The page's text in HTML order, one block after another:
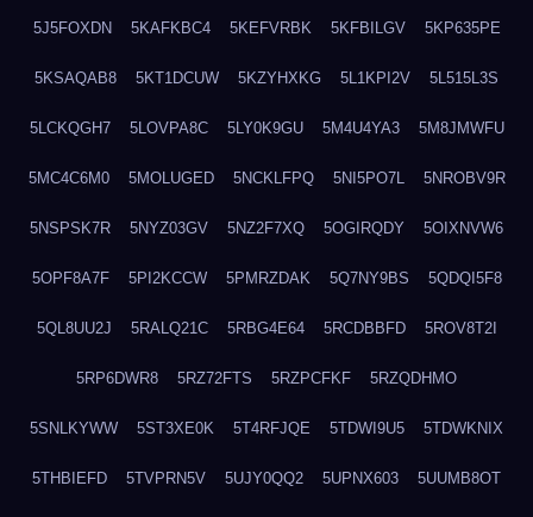
5J5FOXDN 5KAFKBC4 5KEFVRBK 5KFBILGV 5KP635PE
5KSAQAB8 5KT1DCUW 5KZYHXKG 5L1KPI2V 5L515L3S
5LCKQGH7 5LOVPA8C 5LY0K9GU 5M4U4YA3 5M8JMWFU
5MC4C6M0 5MOLUGED 5NCKLFPQ 5NI5PO7L 5NROBV9R
5NSPSK7R 5NYZ03GV 5NZ2F7XQ 5OGIRQDY 5OIXNVW6
5OPF8A7F 5PI2KCCW 5PMRZDAK 5Q7NY9BS 5QDQI5F8
5QL8UU2J 5RALQ21C 5RBG4E64 5RCDBBFD 5ROV8T2I
5RP6DWR8 5RZ72FTS 5RZPCFKF 5RZQDHMO
5SNLKYWW 5ST3XE0K 5T4RFJQE 5TDWI9U5 5TDWKNIX
5THBIEFD 5TVPRN5V 5UJY0QQ2 5UPNX603 5UUMB8OT